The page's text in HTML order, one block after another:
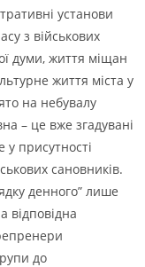
установи
з вiйськових
думи, життя мiщан
життя мiста у
на небувалу
– це вже згадуванi
присутностi
сановникiв.
денного” лише
вiдповiдна
до